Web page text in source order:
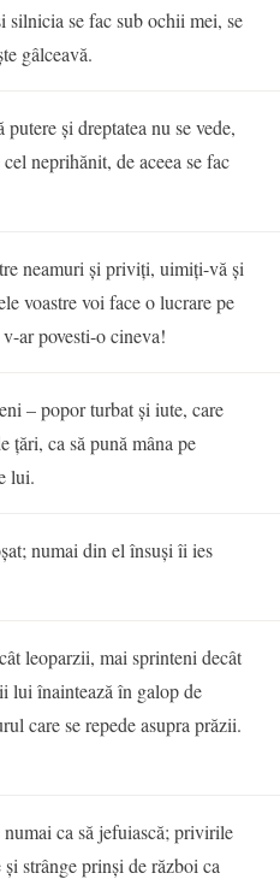
silnicia se fac sub ochii mei, se
gâlceavă.
putere și dreptatea nu se vede,
neprihănit, de aceea se fac
neamuri și priviți, uimiți-vă și
voastre voi face o lucrare pe
ar povesti-o cineva!
– popor turbat și iute, care
țări, ca să pună mâna pe
lui.
numai din el însuși îi ies
leoparzii, mai sprinteni decât
lui înaintează în galop de
care se repede asupra prăzii.
ca să jefuiască; privirile
strânge prinși de război ca